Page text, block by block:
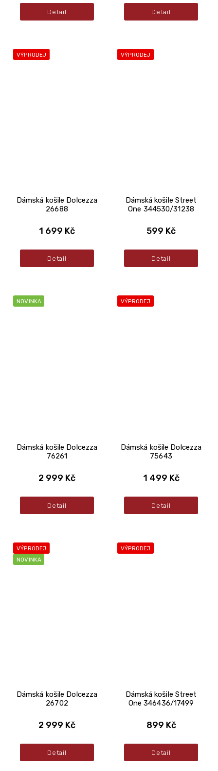
Detail Detail
VÝPRODEJ
Dámská košile Dolcezza
26688
1 699 Kč
Detail
VÝPRODEJ
Dámská košile Street
One 344530/31238
599 Kč
Detail
NOVINKA
Dámská košile Dolcezza
76261
2 999 Kč
Detail
VÝPRODEJ
Dámská košile Dolcezza
75643
1 499 Kč
Detail
VÝPRODEJ
NOVINKA
Dámská košile Dolcezza
26702
2 999 Kč
Detail
VÝPRODEJ
Dámská košile Street
One 346436/17499
899 Kč
Detail